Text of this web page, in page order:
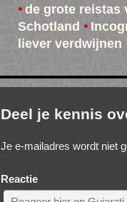
de grote reistas
Schotland
liever verdwijnen
Deel je kennis
Je e-mailadres wordt niet
Reactie